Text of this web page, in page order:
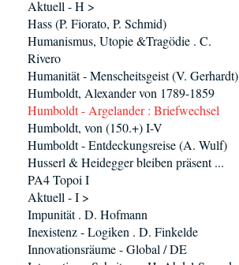
Aktuell - H >
Hass (P. Fiorato, P. Schmid)
Humanismus, Utopie &Tragödie . C.
Rivero
Humanität - Menscheitsgeist (V. Gerhardt)
Humboldt, Alexander von 1789-1859
Humboldt - Argelander : Briefwechsel
Humboldt, von (150.+) I-V
Humboldt - Entdeckungsreise (A. Wulf)
Husserl & Heidegger bleiben präsent ...
PA4 Topoi I
Aktuell - I >
Impunität . D. Hofmann
Inexistenz - Logiken . D. Finkelde
Innovationsräume - Global / DE